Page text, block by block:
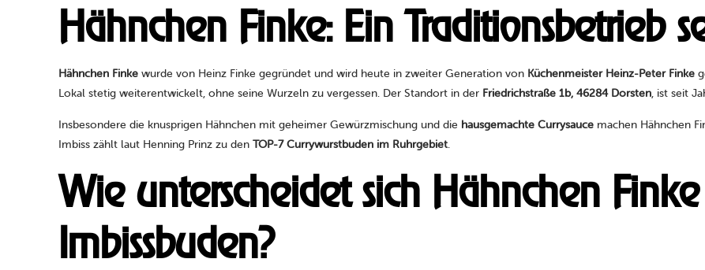
Hähnchen Finke: Ein Traditionsbetrieb
Hähnchen Finke wurde von Heinz Finke gegründet und wird heute in zweiter Generation von Küchenmeister Heinz-Peter Finke
Lokal stetig weiterentwickelt, ohne seine Wurzeln zu vergessen. Der Standort in der Friedrichstraße 1b, 46284 Dorsten, ist seit
Insbesondere die knusprigen Hähnchen mit geheimer Gewürzmischung und die hausgemachte Currysauce machen Hähnchen
Imbiss zählt laut Henning Prinz zu denTOP-7 Currywurstbuden im Ruhrgebiet.
Wie unterscheidet sich Hähnchen
Imbissbuden?